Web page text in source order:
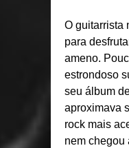
O guitarrista
para
ameno.
estrondoso
seu álbum
aproximava
rock mais
nem chegou